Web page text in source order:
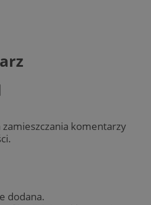
komentarzy
dodana.